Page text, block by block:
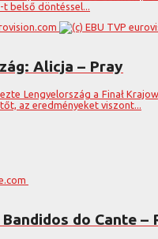
belső döntéssel...
Alicja – Pray
Lengyelország a Finał
az eredményeket viszont...
do Cante –